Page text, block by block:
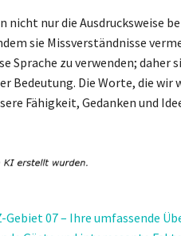
nicht nur die Ausdrucksweise
sie Missverständnisse
Sprache zu verwenden; daher
Bedeutung. Die Worte, die
Fähigkeit, Gedanken und
07 – Ihre umfassende